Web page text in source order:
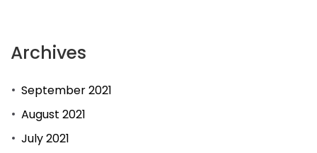
Archives
September 2021
August 2021
July 2021